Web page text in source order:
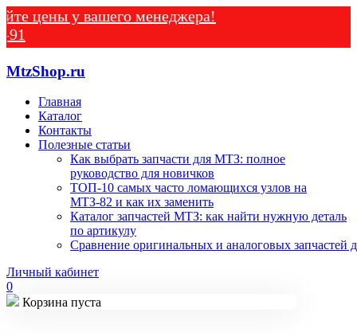
у вашего менеджера!
MtzShop.ru
Главная
Каталог
Контакты
Полезные статьи
Как выбрать запчасти для МТЗ: полное
руководство для новичков
ТОП-10 самых часто ломающихся узлов на
МТЗ-82 и как их заменить
Каталог запчастей МТЗ: как найти нужную деталь
по артикулу
Сравнение оригинальных и аналоговых
Личный кабинет
0
Корзина пуста